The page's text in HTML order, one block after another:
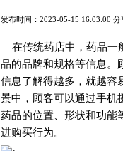
发布时间：2023-05-15 16:03:00 分
在传统药店中，药品
品的品牌和规格等信息
信息了解得越多，就越
景中，顾客可以通过手
药品的位置、形状和功能
进购买行为。